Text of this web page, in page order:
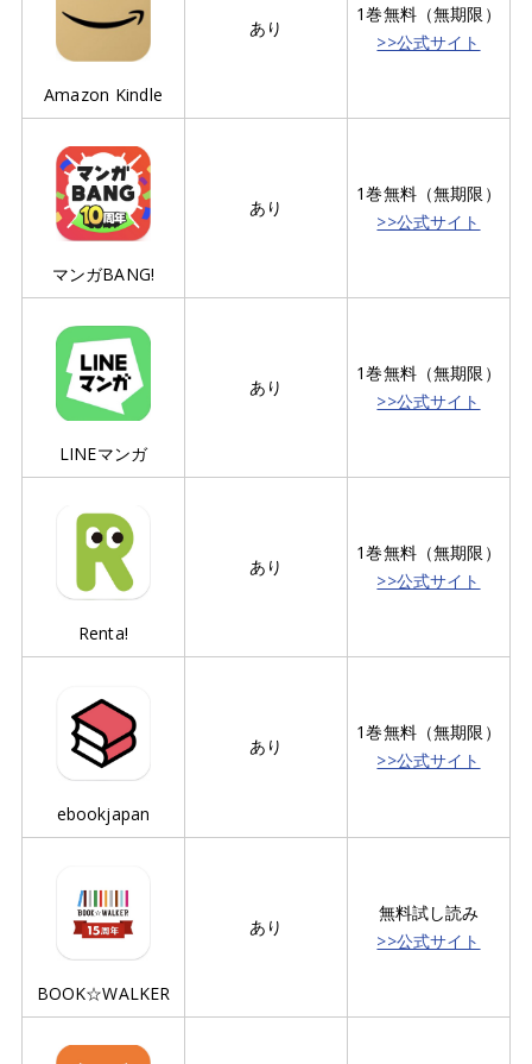
Amazon Kindle
あり
1巻無料（無期限）
>>公式サイト
マンガBANG!
あり
1巻無料（無期限）
>>公式サイト
LINEマンガ
あり
1巻無料（無期限）
>>公式サイト
Renta!
あり
1巻無料（無期限）
>>公式サイト
ebookjapan
あり
1巻無料（無期限）
>>公式サイト
BOOK☆WALKER
あり
無料試し読み
>>公式サイト